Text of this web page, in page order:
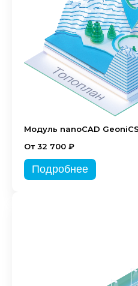
Модуль nanoCAD
От 32 700 ₽
Подробнее